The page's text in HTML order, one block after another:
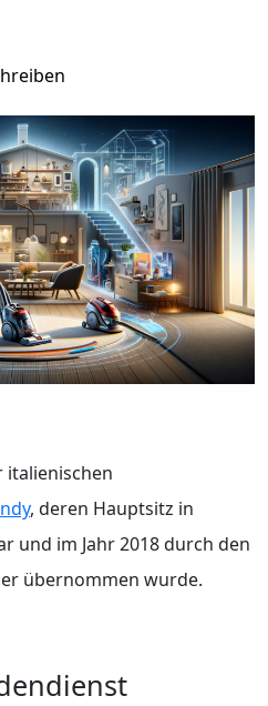
italienischen
, deren Hauptsitz in
und im Jahr 2018 durch den
übernommen wurde.